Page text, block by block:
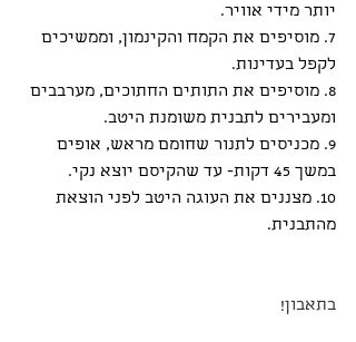
יותר מידי אוויר.
7. מוסיפים את הקמח והקינמון, וממשיכים
לקפל בעדינות.
8. מוסיפים את התותים החתוכים, מערבבים
ומעבירים לתבנית משומנת היטב.
9. מכניסים לתנור שחומם מראש, אופים
במשך 45 דקות- עד שהקיסם יוצא נקי.
10. מצננים את העוגה היטב לפני הוצאת
מהתבנית.
בתאבון!